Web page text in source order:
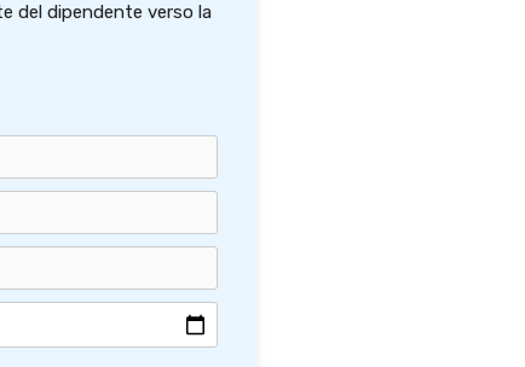
del dipendente verso la